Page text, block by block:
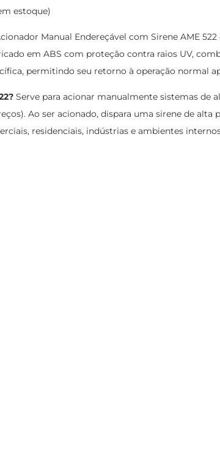
estoque)
Manual Endereçável com Sirene AME
em ABS com proteção contra raios UV,
permitindo seu retorno à operação normal
Serve para acionar manualmente sistemas de
Ao ser acionado, dispara uma sirene de
residenciais, indústrias e ambientes